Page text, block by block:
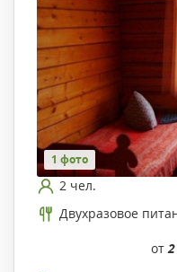
1 фото
2 чел.
Двухразовое
от